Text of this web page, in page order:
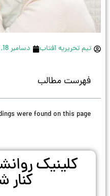
تیم تحریریه آفتاب دسامبر 18, 2020
فهرست مطالب
were found on this page.
کلینیک